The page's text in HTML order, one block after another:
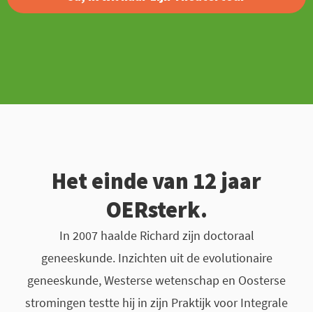
Het einde van 12 jaar
OERsterk.
In 2007 haalde Richard zijn doctoraal
geneeskunde. Inzichten uit de evolutionaire
geneeskunde, Westerse wetenschap en Oosterse
stromingen testte hij in zijn Praktijk voor Integrale